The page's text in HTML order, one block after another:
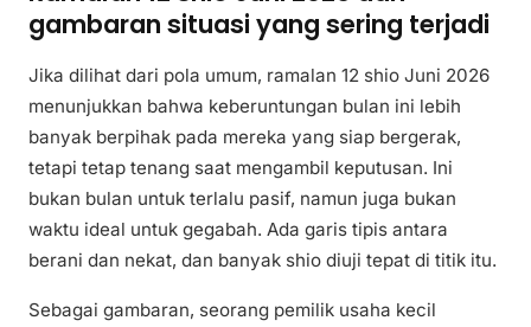
gambaran situasi yang sering terjadi
Jika dilihat dari pola umum, ramalan 12 shio Juni 2026
menunjukkan bahwa keberuntungan bulan ini lebih
banyak berpihak pada mereka yang siap bergerak,
tetapi tetap tenang saat mengambil keputusan. Ini
bukan bulan untuk terlalu pasif, namun juga bukan
waktu ideal untuk gegabah. Ada garis tipis antara
berani dan nekat, dan banyak shio diuji tepat di titik itu.
Sebagai gambaran, seorang pemilik usaha kecil